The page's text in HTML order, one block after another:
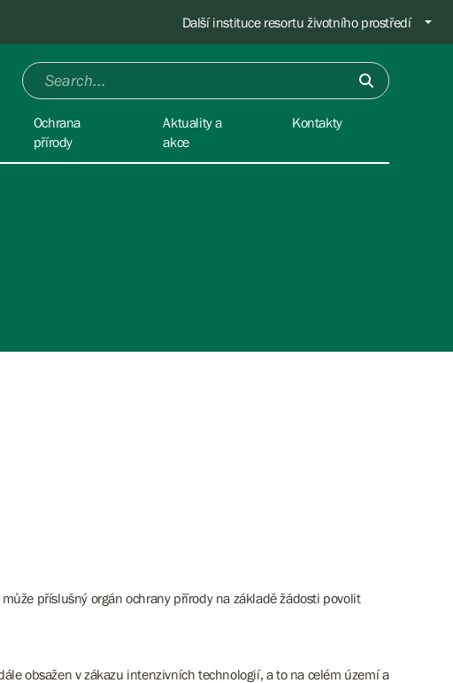
Další instituce resortu životního prostředí
Ochrana
přírody
Aktuality a
akce
Kontakty
příslušný orgán ochrany přírody na základě žádosti povolit
obsažen v zákazu intenzivních technologií, a to na celém území a